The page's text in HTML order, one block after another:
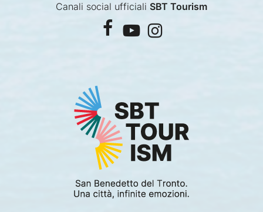
Canali social ufficiali SBT Tourism
facebook
youtubeinstagram